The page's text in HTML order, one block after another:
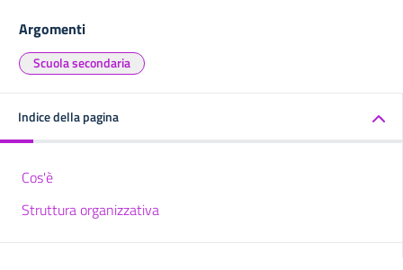
Argomenti
Scuola secondaria
Indice della pagina
Cos'è
Struttura organizzativa